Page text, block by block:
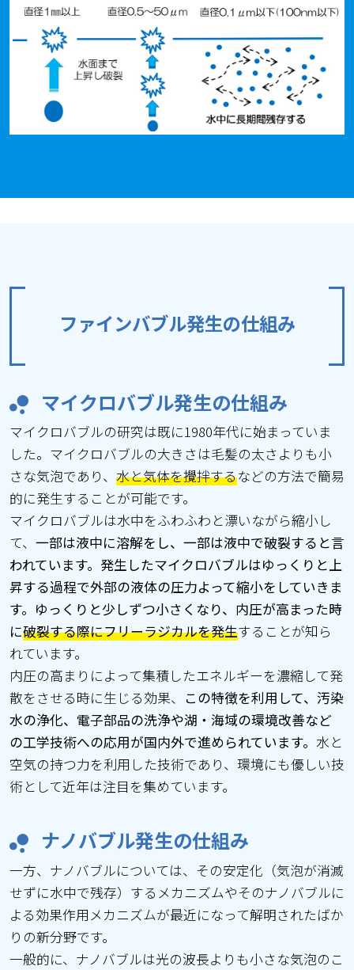
ファインバブル発生の仕組み
マイクロバブル発生の仕組み
マイクロバブルの研究は既に1980年代に始まっていま
した。マイクロバブルの大きさは毛髪の太さよりも小
さな気泡であり、 水と気体を攪拌するなどの方法で簡易
的に発生することが可能です。
マイクロバブルは水中をふわふわと漂いながら縮小し
て、 一部は液中に溶解をし、一部は液中で破裂すると言
われています。発生したマイクロバブルはゆっくりと上
昇する過程で外部の液体の圧力よって縮小をしていきま
す。ゆっくりと少しずつ小さくなり、内圧が高まった時
に破裂する際にフリーラジカルを発生することが知ら
れています。
内圧の高まりによって集積したエネルギーを濃縮して発
散をさせる時に生じる効果、
この特徴を利用して、汚染
水の浄化、電子部品の洗浄や湖・海域の環境改善など
の工学技術への応用が国内外で進められています。 水と
空気の持つ力を利用した技術であり、環境にも優しい技
術として近年は注目を集めています。
ナノバブル発生の仕組み
一方、ナノバブルについては、その安定化（気泡が消滅
せずに水中で残存）するメカニズムやそのナノバブルに
よる効果作用メカニズムが最近になって解明されたばか
りの新分野です。
一般的に、ナノバブルは光の波長よりも小さな気泡のこ